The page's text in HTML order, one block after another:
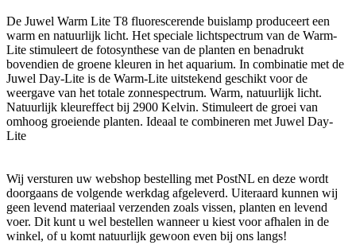
De Juwel Warm Lite T8 fluorescerende buislamp produceert een
warm en natuurlijk licht. Het speciale lichtspectrum van de Warm-
Lite stimuleert de fotosynthese van de planten en benadrukt
bovendien de groene kleuren in het aquarium. In combinatie met de
Juwel Day-Lite is de Warm-Lite uitstekend geschikt voor de
weergave van het totale zonnespectrum. Warm, natuurlijk licht.
Natuurlijk kleureffect bij 2900 Kelvin. Stimuleert de groei van
omhoog groeiende planten. Ideaal te combineren met Juwel Day-
Lite
Wij versturen uw webshop bestelling met PostNL en deze wordt
doorgaans de volgende werkdag afgeleverd. Uiteraard kunnen wij
geen levend materiaal verzenden zoals vissen, planten en levend
voer. Dit kunt u wel bestellen wanneer u kiest voor afhalen in de
winkel, of u komt natuurlijk gewoon even bij ons langs!